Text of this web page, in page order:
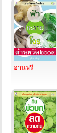
อ่านฟรี